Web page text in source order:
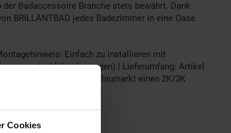
Cookies
Badaccessoire Branche stets bewährt. Dank
BRILLANTBAD jedes Badezimmer in eine Oase
Einfach zu installieren mit
besorgen) | Lieferumfang: Artikel
bestellen oder im Baumarkt einen 2K/3K